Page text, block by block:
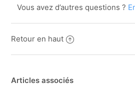
Vous avez d’autres questions ?
Retour en haut
Articles associés